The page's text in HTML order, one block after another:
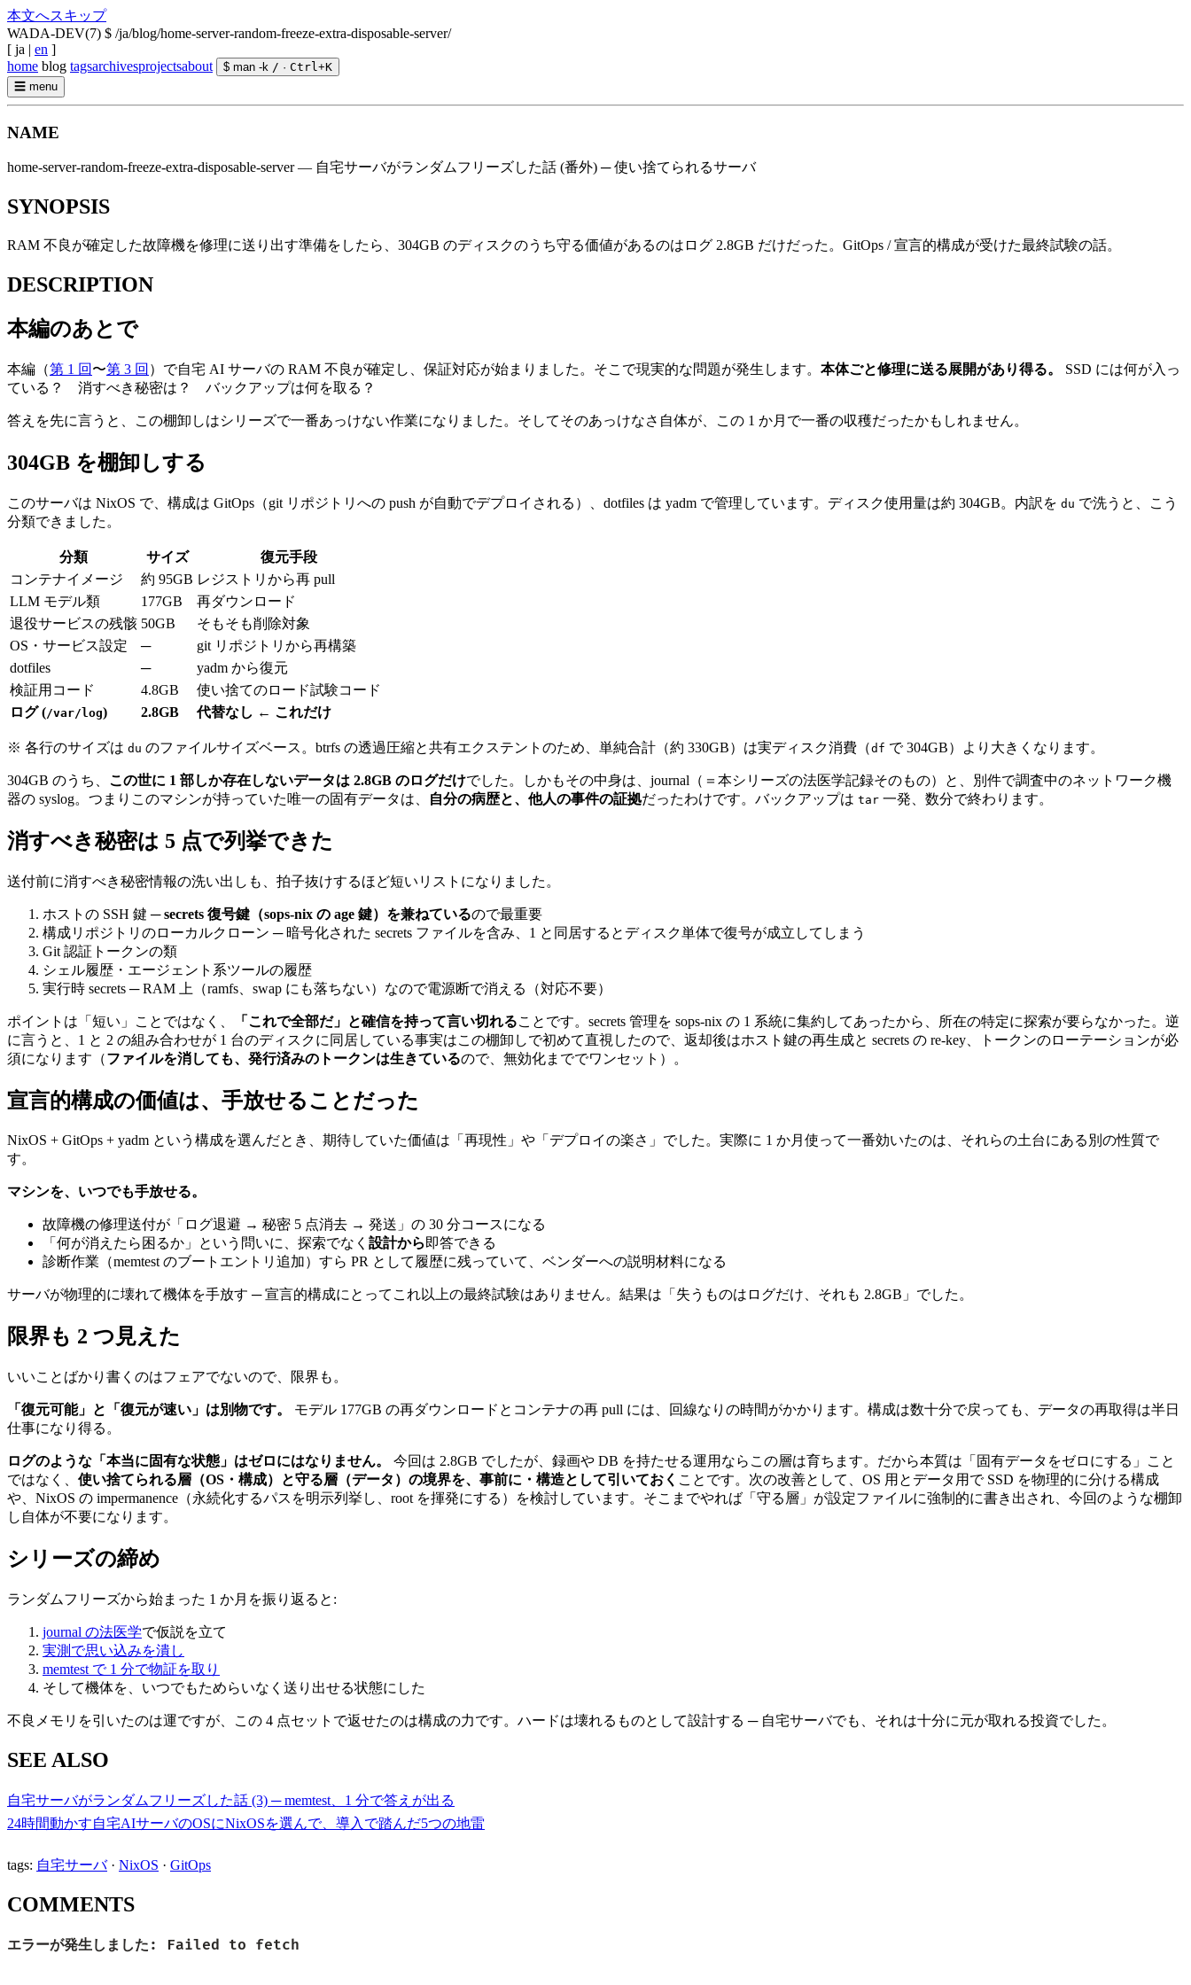
本文へスキップ
WADA-DEV(7) $ /ja/blog/home-server-random-freeze-extra-disposable-server/
[ ja | en ]
home blog tagsarchivesprojectsabout $ man -k / · Ctrl+K
☰ menu
NAME
home-server-random-freeze-extra-disposable-server — 自宅サーバがランダムフリーズした話 (番外) ─ 使い捨てられるサーバ
SYNOPSIS
RAM 不良が確定した故障機を修理に送り出す準備をしたら、304GB のディスクのうち守る価値があるのはログ 2.8GB だけだった。GitOps / 宣言的構成が受けた最終試験の話。
DESCRIPTION
本編のあとで
本編（第 1 回 〜第 3 回 ）で自宅 AI サーバの RAM 不良が確定し、保証対応が始まりました。そこで現実的な問題が発生します。 本体ごと修理に送る展開があり得る。
SSD には何が入っ
ている？ 消すべき秘密は？ バックアップは何を取る？
答えを先に言うと、この棚卸しはシリーズで一番あっけない作業になりました。そしてそのあっけなさ自体が、この 1 か月で一番の収穫だったかもしれません。
304GB を棚卸しする
このサーバは NixOS で、構成は GitOps（git リポジトリへの push が自動でデプロイされる）、dotfiles は yadm で管理しています。ディスク使用量は約 304GB。内訳を du で洗うと、こう
分類できました。
分類 サイズ
復元手段
コンテナイメージ
約 95GB レジストリから再 pull
LLM モデル類
177GB
再ダウンロード
退役サービスの残骸 50GB
そもそも削除対象
OS・サービス設定
─
git リポジトリから再構築
dotfiles
─
yadm から復元
検証用コード
4.8GB
使い捨てのロード試験コード
ログ (/var/log) 2.8GB 代替なし ← これだけ
※ 各行のサイズは du のファイルサイズベース。btrfs の透過圧縮と共有エクステントのため、単純合計（約 330GB）は実ディスク消費（df で 304GB）より大きくなります。
304GB のうち、 この世に 1 部しか存在しないデータは 2.8GB のログだけでした。しかもその中身は、journal（＝本シリーズの法医学記録そのもの）と、別件で調査中のネットワーク機
器の syslog。つまりこのマシンが持っていた唯一の固有データは、
自分の病歴と、他人の事件の証拠だったわけです。バックアップは tar 一発、数分で終わります。
消すべき秘密は 5 点で列挙できた
送付前に消すべき秘密情報の洗い出しも、拍子抜けするほど短いリストになりました。
ホストの SSH 鍵 ─secrets 復号鍵（sops-nix の age 鍵）を兼ねているので最重要
構成リポジトリのローカルクローン ─ 暗号化された secrets ファイルを含み、1 と同居するとディスク単体で復号が成立してしまう
Git 認証トークンの類
シェル履歴・エージェント系ツールの履歴
実行時 secrets ─ RAM 上（ramfs、swap にも落ちない）なので電源断で消える（対応不要）
ポイントは「短い」ことではなく、 「これで全部だ」と確信を持って言い切れることです。secrets 管理を sops-nix の 1 系統に集約してあったから、所在の特定に探索が要らなかった。逆
に言うと、1 と 2 の組み合わせが 1 台のディスクに同居している事実はこの棚卸しで初めて直視したので、返却後はホスト鍵の再生成と secrets の re-key、トークンのローテーションが必
須になります（ファイルを消しても、発行済みのトークンは生きているので、無効化まででワンセット）。
宣言的構成の価値は、手放せることだった
NixOS + GitOps + yadm という構成を選んだとき、期待していた価値は「再現性」や「デプロイの楽さ」でした。実際に 1 か月使って一番効いたのは、それらの土台にある別の性質で
す。
マシンを、いつでも手放せる。
故障機の修理送付が「ログ退避 → 秘密 5 点消去 → 発送」の 30 分コースになる
「何が消えたら困るか」という問いに、探索でなく 設計から即答できる
診断作業（memtest のブートエントリ追加）すら PR として履歴に残っていて、ベンダーへの説明材料になる
サーバが物理的に壊れて機体を手放す ─ 宣言的構成にとってこれ以上の最終試験はありません。結果は「失うものはログだけ、それも 2.8GB」でした。
限界も 2 つ見えた
いいことばかり書くのはフェアでないので、限界も。
「復元可能」と「復元が速い」は別物です。
モデル 177GB の再ダウンロードとコンテナの再 pull には、回線なりの時間がかかります。構成は数十分で戻っても、データの再取得は半日
仕事になり得る。
ログのような「本当に固有な状態」はゼロにはなりません。
今回は 2.8GB でしたが、録画や DB を持たせる運用ならこの層は育ちます。だから本質は「固有データをゼロにする」こと
ではなく、 使い捨てられる層（OS・構成）と守る層（データ）の境界を、事前に・構造として引いておく ことです。次の改善として、OS 用とデータ用で SSD を物理的に分ける構成
や、NixOS の impermanence（永続化するパスを明示列挙し、root を揮発にする）を検討しています。そこまでやれば「守る層」が設定ファイルに強制的に書き出され、今回のような棚卸
し自体が不要になります。
シリーズの締め
ランダムフリーズから始まった 1 か月を振り返ると:
journal の法医学で仮説を立て
実測で思い込みを潰し
memtest で 1 分で物証を取り
そして機体を、いつでもためらいなく送り出せる状態にした
不良メモリを引いたのは運ですが、この 4 点セットで返せたのは構成の力です。ハードは壊れるものとして設計する ─ 自宅サーバでも、それは十分に元が取れる投資でした。
SEE ALSO
自宅サーバがランダムフリーズした話 (3) ─ memtest、1 分で答えが出る
24時間動かす自宅AIサーバのOSにNixOSを選んで、導入で踏んだ5つの地雷
tags: 自宅サーバ · NixOS · GitOps
COMMENTS